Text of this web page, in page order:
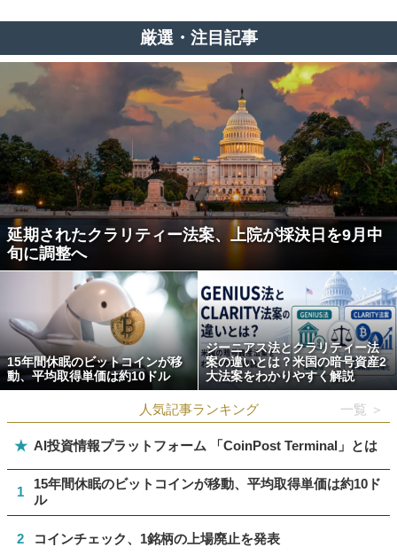
厳選・注目記事
延期されたクラリティー法案、上院が採決日を9月中
旬に調整へ
15年間休眠のビットコインが移
動、平均取得単価は約10ドル
ジーニアス法とクラリティー法
案の違いとは？米国の暗号資産2
大法案をわかりやすく解説
人気記事ランキング 一覧 ＞
★ AI投資情報プラットフォーム 「CoinPost Terminal」とは
1
15年間休眠のビットコインが移動、平均取得単価は約10ド
ル
2 コインチェック、1銘柄の上場廃止を発表